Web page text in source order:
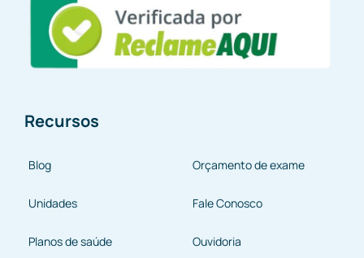
Recursos
Blog
Unidades
Planos de saúde
Orçamento de exame
Fale Conosco
Ouvidoria